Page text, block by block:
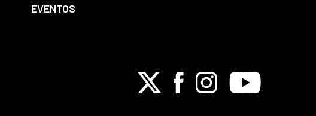
EVENTOS
X FacebookInstagramYoutube